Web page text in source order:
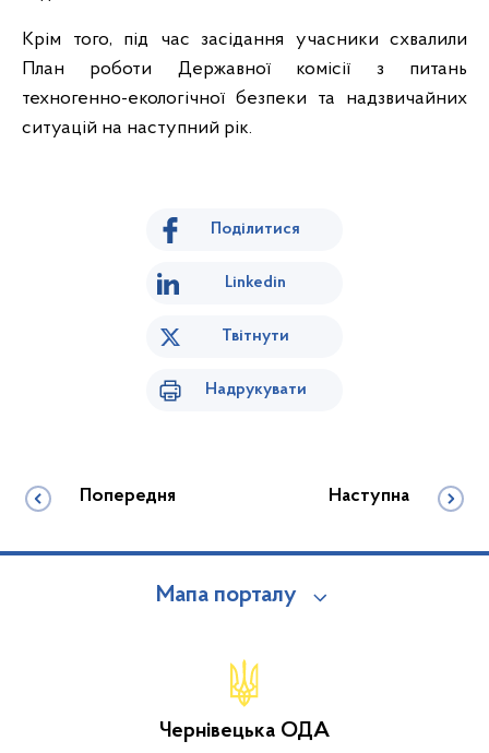
Крім того, під час засідання учасники схвалили
План роботи Державної комісії з питань
техногенно-екологічної безпеки та надзвичайних
ситуацій на наступний рік.
Поділитися
Linkedin
Твітнути
Надрукувати
Попередня Наступна
Мапа порталу
Чернівецька ОДА